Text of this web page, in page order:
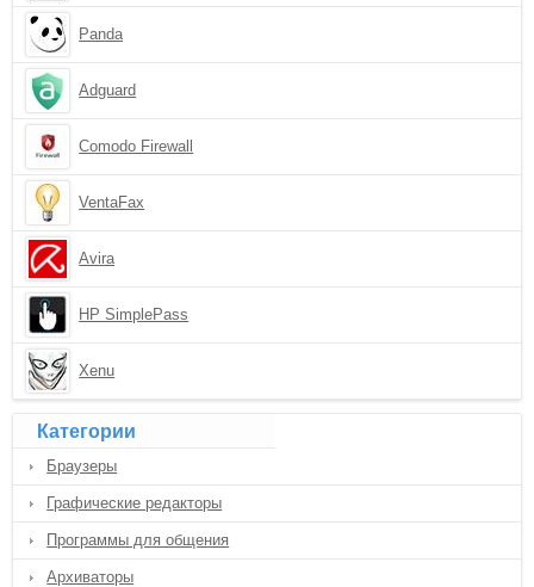
Panda
Adguard
Comodo Firewall
VentaFax
Avira
HP SimplePass
Xenu
Категории
Браузеры
Графические редакторы
Программы для общения
Архиваторы